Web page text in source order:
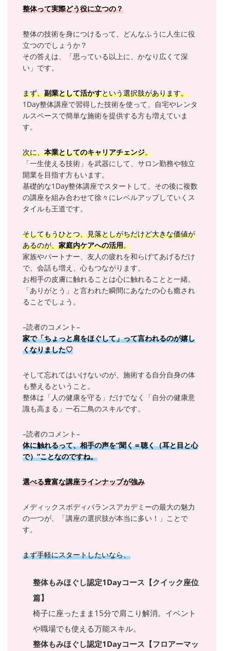
整体って実際どう役に立つの？
整体の技術を身につけるって、どんなふうに人生に役
立つのでしょうか？
その答えは、「思っている以上に、かなり広くて深
い」です。
まず、副業として活かすという選択肢があります。
1Day整体講座で習得した技術を使って、自宅やレンタ
ルスペースで簡単な施術を提供する方も増えていま
す。
次に、本業としてのキャリアチェンジ。
「一生使える技術」を武器にして、サロン勤務や独立
開業を目指す方もいます。
基礎的な1Day整体講座でスタートして、その後に複数
の講座を組み合わせて徐々にレベルアップしていくス
タイルも王道です。
そしてもうひとつ、見落としがちだけど大きな価値が
あるのが、家庭内ケアへの活用。
家族やパートナー、友人の疲れを和らげてあげるだけ
で、会話も増え、心もつながります。
お相手の皮膚に触れることは心に触れることと一緒。
「ありがとう」と言われた瞬間にあなたの心も癒され
ることでしょう。
–読者のコメント–
家で「ちょっと肩をほぐして」って言われるのが嬉し
くなりました♡
そして忘れてはいけないのが、施術する自分自身の体
も整えるということ。
整体は「人の健康を守る」だけでなく「自分の健康意
識も高まる」一石二鳥のスキルです。
–読者のコメント–
体に触れるって、相手の声を“聞く＝聴く（耳と目と心
で）”ことなのですね。
選べる豊富な講座ラインナップが強み
メディックスボディバランスアカデミーの最大の魅力
の一つが、「講座の選択肢が本当に多い！」ことで
す。
まず手軽にスタートしたいなら、
整体もみほぐし認定1Dayコース【クイック座位
篇】
椅子に座ったまま15分で肩こり解消。イベント
や職場でも使える万能スキル。
整体もみほぐし認定1Dayコース【フロアーマッ